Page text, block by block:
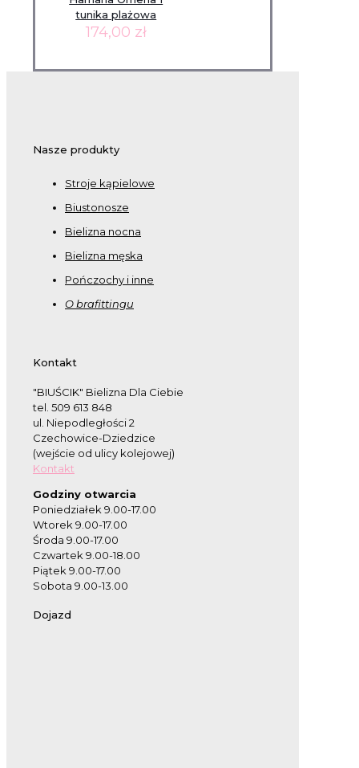
tunika plażowa
174,00 zł
Nasze produkty
Stroje kąpielowe
Biustonosze
Bielizna nocna
Bielizna męska
Pończochy i inne
O brafittingu
Kontakt
"BIUŚCIK" Bielizna Dla Ciebie
tel. 509 613 848
ul. Niepodległości 2
Czechowice-Dziedzice
(wejście od ulicy kolejowej)
Kontakt
Godziny otwarcia
Poniedziałek 9.00-17.00
Wtorek 9.00-17.00
Środa 9.00-17.00
Czwartek 9.00-18.00
Piątek 9.00-17.00
Sobota 9.00-13.00
Dojazd